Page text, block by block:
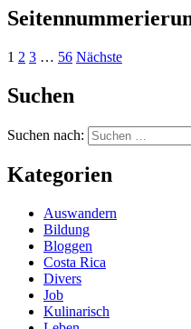
1 2 3 … 56 Nächste
Suchen
Suchen nach:
Kategorien
Auswandern
Bildung
Bloggen
Costa Rica
Divers
Job
Kulinarisch